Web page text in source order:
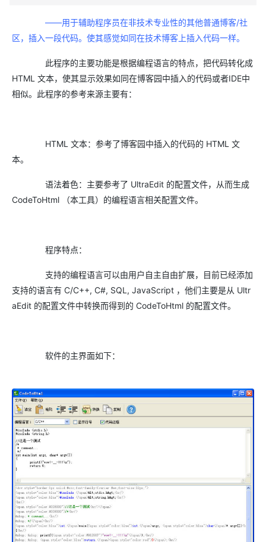
——用于辅助程序员在非技术专业性的其他普通博客/社
区，插入一段代码。使其感觉如同在技术博客上插入代码一样。
此程序的主要功能是根据编程语言的特点，把代码转化成
HTML 文本，使其显示效果如同在博客园中插入的代码或者IDE中
相似。此程序的参考来源主要有：
HTML 文本：参考了博客园中插入的代码的 HTML 文
本。
语法着色：主要参考了 UltraEdit 的配置文件，从而生成
CodeToHtml （本工具）的编程语言相关配置文件。
程序特点：
支持的编程语言可以由用户自主自由扩展，目前已经添加
支持的语言有 C/C++, C#, SQL, JavaScript ，他们主要是从 Ultr
aEdit 的配置文件中转换而得到的 CodeToHtml 的配置文件。
软件的主界面如下：